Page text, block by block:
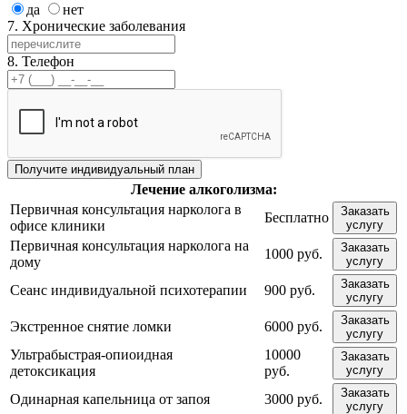
да
нет
7. Хронические заболевания
8. Телефон
Лечение алкоголизма:
Первичная консультация нарколога в
офисе клиники
Бесплатно
Заказать
услугу
Первичная консультация нарколога на
дому
1000 руб.
Заказать
услугу
Сеанс индивидуальной психотерапии 900 руб.
Заказать
услугу
Экстренное снятие ломки 6000 руб.
Заказать
услугу
Ультрабыстрая-опиоидная
детоксикация
10000
руб.
Заказать
услугу
Одинарная капельница от запоя 3000 руб.
Заказать
услугу